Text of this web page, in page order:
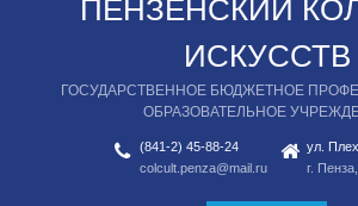
ПЕНЗЕНСКИЙ
ИСКУССТВ
ГОСУДАРСТВЕННОЕ БЮДЖЕТНОЕ
ОБРАЗОВАТЕЛЬНОЕ
(841-2) 45-88-24
colcult.penza@mail.ru
ул.
г.